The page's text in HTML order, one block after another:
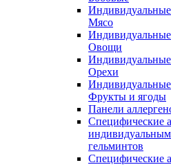
Мясо
Овощи
Орехи
Фрукты и ягоды
Панели
Специфические
гельминтов
Специфические